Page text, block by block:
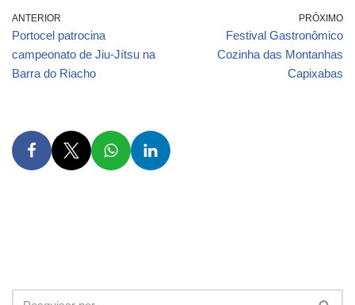
ANTERIOR
Portocel patrocina
campeonato de Jiu-Jítsu na
Barra do Riacho
PRÓXIMO
Festival Gastronômico
Cozinha das Montanhas
Capixabas